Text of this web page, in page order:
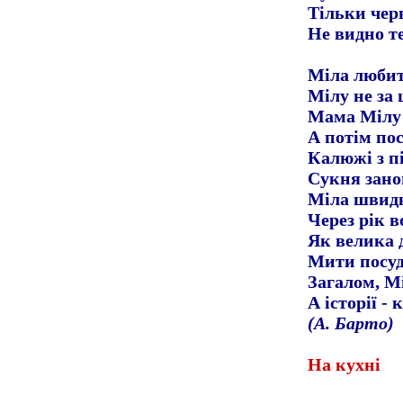
Тільки
Не видно
Міла
Мілу не за
Мама Мілу
А потім
Калюжі з
Сукня
Міла
Через рік
Як велика
Мити
Загалом,
А історії -
(А. Барто)
На кухні